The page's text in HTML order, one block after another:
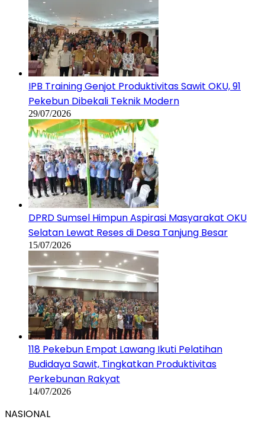
IPB Training Genjot Produktivitas Sawit OKU, 91
Pekebun Dibekali Teknik Modern
29/07/2026
DPRD Sumsel Himpun Aspirasi Masyarakat OKU
Selatan Lewat Reses di Desa Tanjung Besar
15/07/2026
118 Pekebun Empat Lawang Ikuti Pelatihan
Budidaya Sawit, Tingkatkan Produktivitas
Perkebunan Rakyat
14/07/2026
NASIONAL